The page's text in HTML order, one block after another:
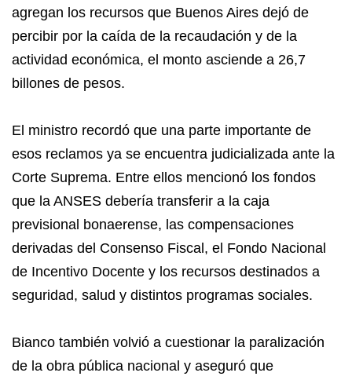
agregan los recursos que Buenos Aires dejó de
percibir por la caída de la recaudación y de la
actividad económica, el monto asciende a 26,7
billones de pesos.
El ministro recordó que una parte importante de
esos reclamos ya se encuentra judicializada ante la
Corte Suprema. Entre ellos mencionó los fondos
que la ANSES debería transferir a la caja
previsional bonaerense, las compensaciones
derivadas del Consenso Fiscal, el Fondo Nacional
de Incentivo Docente y los recursos destinados a
seguridad, salud y distintos programas sociales.
Bianco también volvió a cuestionar la paralización
de la obra pública nacional y aseguró que